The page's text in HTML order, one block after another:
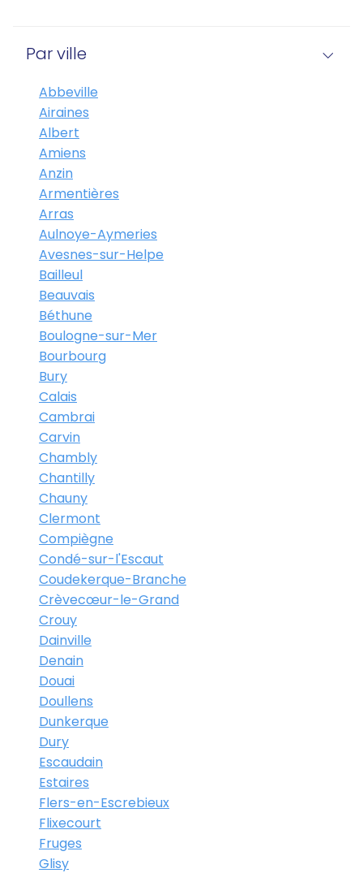
Par ville
Abbeville
Airaines
Albert
Amiens
Anzin
Armentières
Arras
Aulnoye-Aymeries
Avesnes-sur-Helpe
Bailleul
Beauvais
Béthune
Boulogne-sur-Mer
Bourbourg
Bury
Calais
Cambrai
Carvin
Chambly
Chantilly
Chauny
Clermont
Compiègne
Condé-sur-l'Escaut
Coudekerque-Branche
Crèvecœur-le-Grand
Crouy
Dainville
Denain
Douai
Doullens
Dunkerque
Dury
Escaudain
Estaires
Flers-en-Escrebieux
Flixecourt
Fruges
Glisy